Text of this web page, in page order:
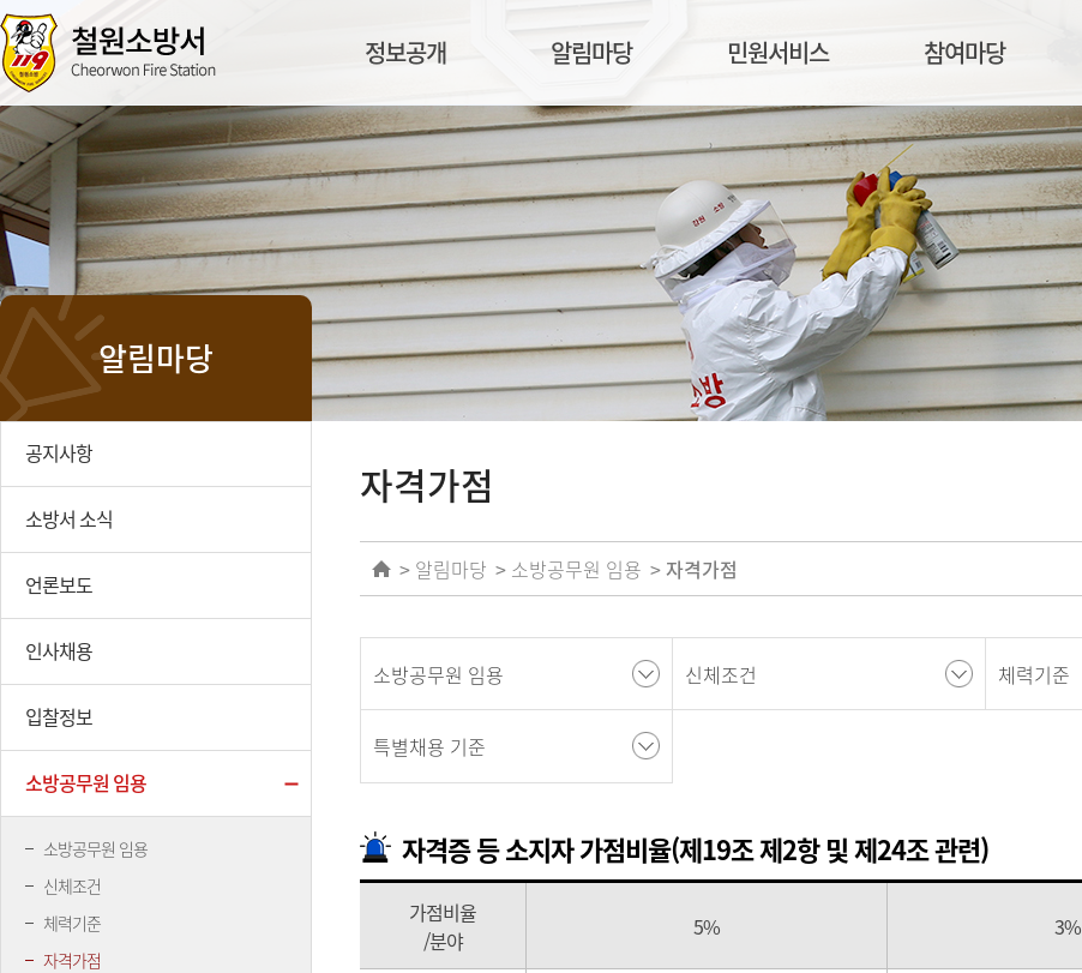
정보공개 알림마당 민원서비스 참여마당
알림마당
공지사항
소방서 소식
언론보도
인사채용
입찰정보
소방공무원 임용
소방공무원 임용
신체조건
체력기준
자격가점
자격가점
알림마당 소방공무원 임용 자격가점
소방공무원 임용 신체조건 체력기준
특별채용 기준
자격증 등 소지자 가점비율(제19조 제2항 및 제24조 관련)
가점비율
/분야
5% 3%